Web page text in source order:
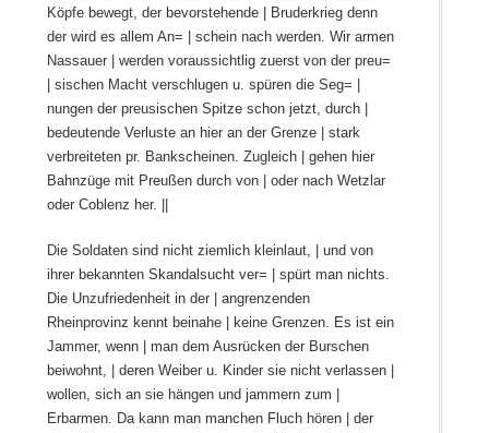
Köpfe bewegt, der bevorstehende | Bruderkrieg denn
der wird es allem An= | schein nach werden. Wir armen
Nassauer | werden voraussichtlig zuerst von der preu=
| sischen Macht verschlugen u. spüren die Seg= |
nungen der preusischen Spitze schon jetzt, durch |
bedeutende Verluste an hier an der Grenze | stark
verbreiteten pr. Bankscheinen. Zugleich | gehen hier
Bahnzüge mit Preußen durch von | oder nach Wetzlar
oder Coblenz her. ||
Die Soldaten sind nicht ziemlich kleinlaut, | und von
ihrer bekannten Skandalsucht ver= | spürt man nichts.
Die Unzufriedenheit in der | angrenzenden
Rheinprovinz kennt beinahe | keine Grenzen. Es ist ein
Jammer, wenn | man dem Ausrücken der Burschen
beiwohnt, | deren Weiber u. Kinder sie nicht verlassen |
wollen, sich an sie hängen und jammern zum |
Erbarmen. Da kann man manchen Fluch hören | der